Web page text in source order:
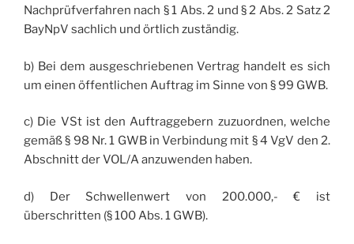
Nachprüfverfahren nach § 1 Abs. 2 und § 2 Abs. 2 Satz 2
BayNpV sachlich und örtlich zuständig.
b) Bei dem ausgeschriebenen Vertrag handelt es sich
um einen öffentlichen Auftrag im Sinne von § 99 GWB.
c) Die VSt ist den Auftraggebern zuzuordnen, welche
gemäß § 98 Nr. 1 GWB in Verbindung mit § 4 VgV den 2.
Abschnitt der VOL/A anzuwenden haben.
d) Der Schwellenwert von 200.000,- € ist
überschritten (§ 100 Abs. 1 GWB).